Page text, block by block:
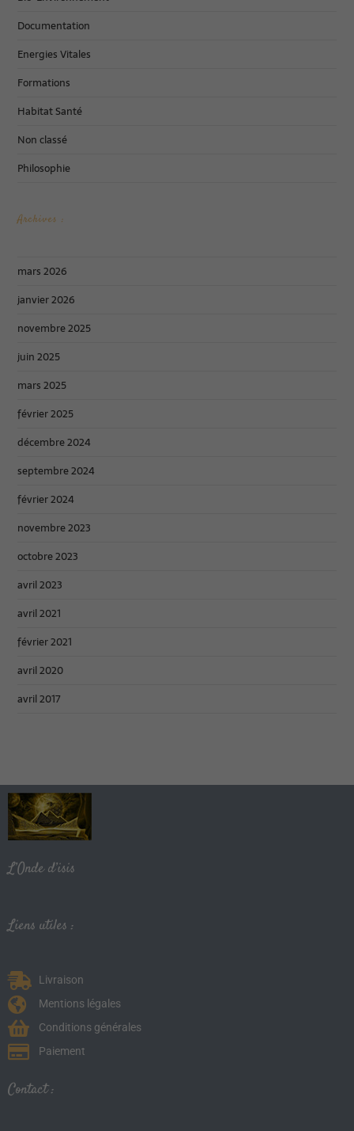
Documentation
Energies Vitales
Formations
Habitat Santé
Non classé
Philosophie
Archives :
mars 2026
janvier 2026
novembre 2025
juin 2025
mars 2025
février 2025
décembre 2024
septembre 2024
février 2024
novembre 2023
octobre 2023
avril 2023
avril 2021
février 2021
avril 2020
avril 2017
L’Onde d’isis
Liens utiles :
Livraison
Mentions légales
Conditions générales
Paiement
Contact :